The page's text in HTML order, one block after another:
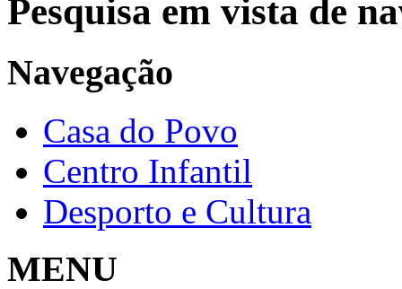
Pesquisa em vista de
Navegação
Casa do Povo
Centro Infantil
Desporto e Cultura
MENU